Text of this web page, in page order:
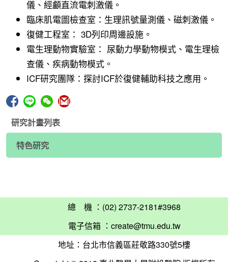
儀、經顱直流電刺激儀。
臨床肌電圖檢查室：生理訊號量測儀、磁刺激儀。
復健工程室： 3D列印周邊設施。
電生理動物實驗室： 尿動力學動物模式、電生理檢
查儀、疾病動物模式。
ICF研究團隊：探討ICF於復健輔助科技之應用。
研究計畫列表
特色研究
總 機 ：(02) 2737-2181#3968
電子信箱 ： create@tmu.edu.tw
地址：台北市信義區莊敬路330號5樓